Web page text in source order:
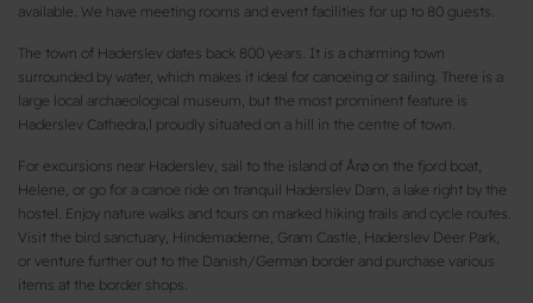
available. We have meeting rooms and event facilities for up to 80 guests.
The town of Haderslev dates back 800 years. It is a charming town
surrounded by water, which makes it ideal for canoeing or sailing. There is a
large local archaeological museum, but the most prominent feature is
Haderslev Cathedra,l proudly situated on a hill in the centre of town.
For excursions near Haderslev, sail to the island of Årø on the fjord boat,
Helene, or go for a canoe ride on tranquil Haderslev Dam, a lake right by the
hostel. Enjoy nature walks and tours on marked hiking trails and cycle routes.
Visit the bird sanctuary, Hindemaderne, Gram Castle, Haderslev Deer Park,
or venture further out to the Danish/German border and purchase various
items at the border shops.